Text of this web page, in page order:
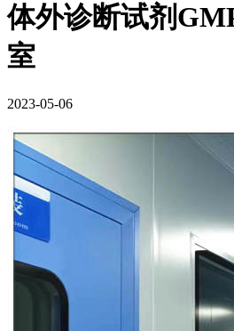
体外诊断试剂
室
2023-05-06